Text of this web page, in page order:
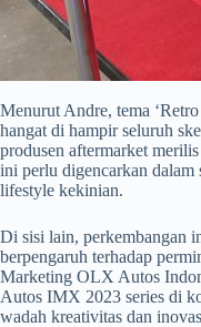
Menurut Andre, tema
hangat di hampir seluruh
produsen aftermarket
ini perlu digencarkan dalam
lifestyle kekinian.
Di sisi lain, perkembangan
berpengaruh terhadap
Marketing OLX Autos
Autos IMX 2023 series di
wadah kreativitas dan